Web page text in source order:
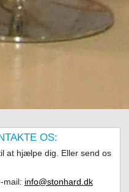
OS:
at hjælpe dig. Eller send os
mail: info@stonhard.dk